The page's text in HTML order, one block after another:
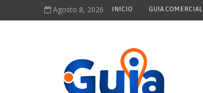
Agosto 8, 2026 INICIO GUIA COMERCIAL